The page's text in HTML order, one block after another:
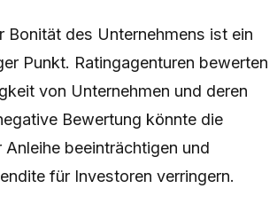
Bonität des Unternehmens ist ein
Punkt. Ratingagenturen bewerten
von Unternehmen und deren
Bewertung könnte die
beeinträchtigen und
für Investoren verringern.